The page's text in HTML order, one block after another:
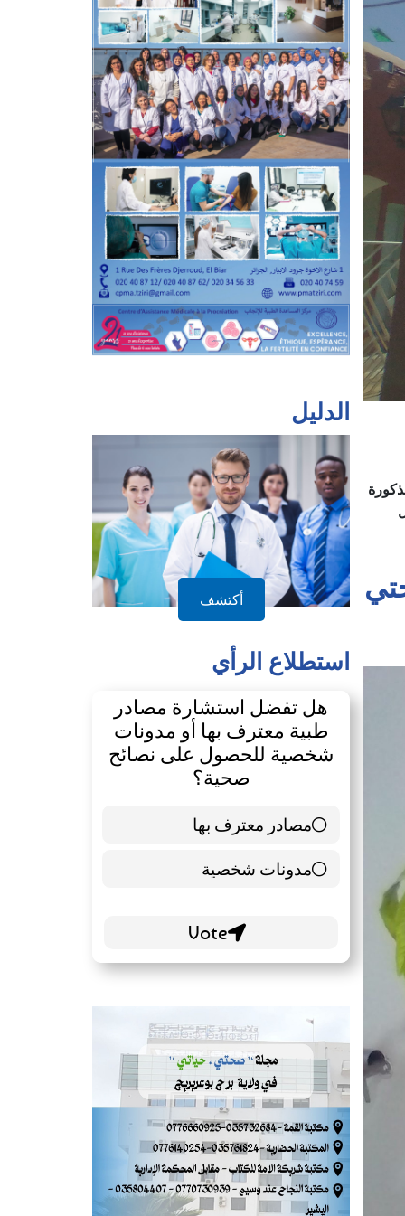
السيد نصيرة عبد الله،
أسئلة “صحتي حياتي”.
الدليل
أكتشف
استطلاع الرأي
هل تفضل استشارة مصادر
طبية معترف بها أو مدونات
شخصية للحصول على نصائح
صحية؟
مصادر معترف بها
39 ( 65 % )
مدونات شخصية
21 ( 35 % )